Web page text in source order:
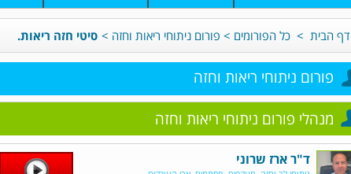
דף הבית > כל הפורומים > פורום ניתוחי ריאות וחזה > סיטי חזה ריאות.
פורום ניתוחי ריאות וחזה
מנהלי פורום ניתוחי ריאות וחזה
ד"ר ארז שרוני